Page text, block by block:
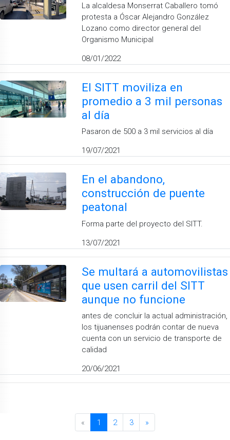
La alcaldesa Monserrat Caballero tomó
protesta a Óscar Alejandro González
Lozano como director general del
Organismo Municipal
08/01/2022
El SITT moviliza en
promedio a 3 mil personas
al día
Pasaron de 500 a 3 mil servicios al día
19/07/2021
En el abandono,
construcción de puente
peatonal
Forma parte del proyecto del SITT.
13/07/2021
Se multará a automovilistas
que usen carril del SITT
aunque no funcione
antes de concluir la actual administración,
los tijuanenses podrán contar de nueva
cuenta con un servicio de transporte de
calidad
20/06/2021
« 1 2 3 »